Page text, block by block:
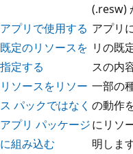
(.resw)
アプリで使用する
既定のリソースを
指定する
アプリ
リの既
スの内
リソースをリソー
ス パックではなく
アプリ パッケージ
に組み込む
一部の
の動作
にリソ
明します